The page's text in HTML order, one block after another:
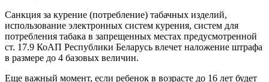
Санкция за курение (потребление) табачных изделий,
использование электронных систем курения, систем для
потребления табака в запрещенных местах предусмотренной
ст. 17.9 КоАП Республики Беларусь влечет наложение штрафа
в размере до 4 базовых величин.
Еще важный момент, если ребенок в возрасте до 16 лет будет